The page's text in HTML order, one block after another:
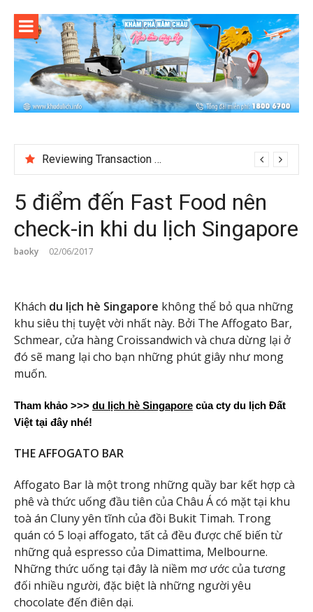
content
Reviewing Transaction History at BetNinja UK
5 điểm đến Fast Food nên
check-in khi du lịch Singapore
baoky 02/06/2017
Khách du lịch hè Singapore không thể bỏ qua những
khu siêu thị tuyệt vời nhất này. Bởi The Affogato Bar,
Schmear, cửa hàng Croissandwich và chưa dừng lại ở
đó sẽ mang lại cho bạn những phút giây như mong
muốn.
Tham khảo >>> du lịch hè Singapore của cty du lịch Đất
Việt tại đây nhé!
THE AFFOGATO BAR
Affogato Bar là một trong những quầy bar kết hợp cà
phê và thức uống đầu tiên của Châu Á có mặt tại khu
toà án Cluny yên tĩnh của đồi Bukit Timah. Trong
quán có 5 loại affogato, tất cả đều được chế biến từ
những quả espresso của Dimattima, Melbourne.
Những thức uống tại đây là niềm mơ ước của tương
đối nhiều người, đặc biệt là những người yêu
chocolate đến điên dại.